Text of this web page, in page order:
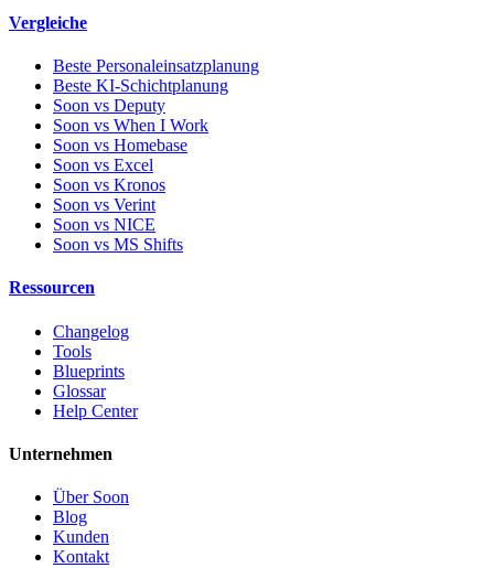
Vergleiche
Beste Personaleinsatzplanung
Beste KI-Schichtplanung
Soon vs Deputy
Soon vs When I Work
Soon vs Homebase
Soon vs Excel
Soon vs Kronos
Soon vs Verint
Soon vs NICE
Soon vs MS Shifts
Ressourcen
Changelog
Tools
Blueprints
Glossar
Help Center
Unternehmen
Über Soon
Blog
Kunden
Kontakt